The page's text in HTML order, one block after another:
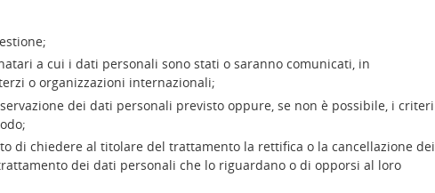
a cui i dati personali sono stati o saranno comunicati, in
o organizzazioni internazionali;
dei dati personali previsto oppure, se non è possibile, i criteri
di chiedere al titolare del trattamento la rettifica o la cancellazione dei
dei dati personali che lo riguardano o di opporsi al loro